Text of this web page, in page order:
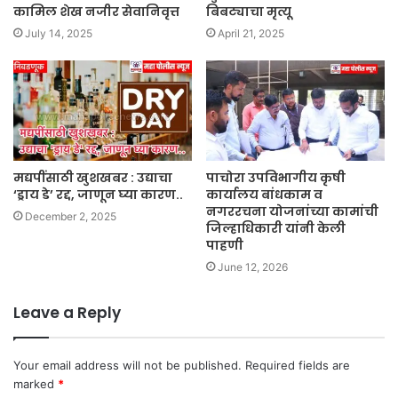
कामिल शेख नजीर सेवानिवृत्त
July 14, 2025
बिबट्याचा मृत्यू
April 21, 2025
मद्यपींसाठी खुशखबर : उद्याचा
‘ड्राय डे’ रद्द, जाणून घ्या कारण..
December 2, 2025
पाचोरा उपविभागीय कृषी
कार्यालय बांधकाम व
नगररचना योजनांच्या कामांची
जिल्हाधिकारी यांनी केली
पाहणी
June 12, 2026
Leave a Reply
Your email address will not be published. Required fields are
marked *